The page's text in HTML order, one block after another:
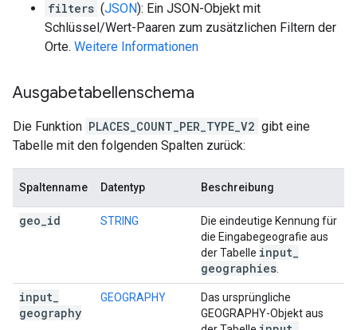
filters (JSON): Ein JSON-Objekt mit
Schlüssel/Wert-Paaren zum zusätzlichen Filtern der
Orte. Weitere Informationen
Ausgabetabellenschema
Die Funktion PLACES_COUNT_PER_TYPE_V2 gibt eine
Tabelle mit den folgenden Spalten zurück:
Spaltenname Datentyp Beschreibung
geo id STRING
Die eindeutige Kennung für
die Eingabegeografie aus
der Tabelle input
geographies
input
geography
GEOGRAPHY
Das ursprüngliche
GEOGRAPHY-Objekt aus